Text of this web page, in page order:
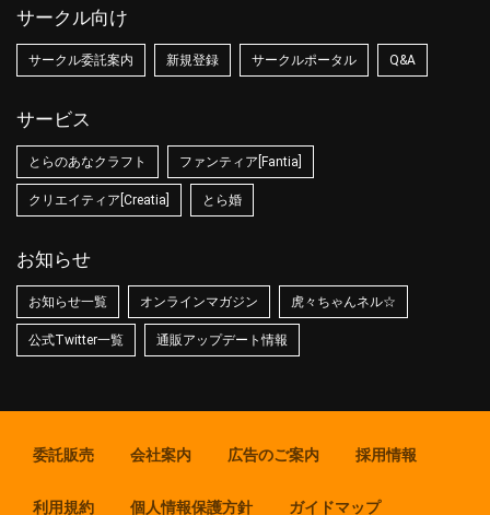
サークル向け
サークル委託案内 新規登録 サークルポータル Q&A
サービス
とらのあなクラフト ファンティア[Fantia]
クリエイティア[Creatia] とら婚
お知らせ
お知らせ一覧 オンラインマガジン 虎々ちゃんネル☆
公式Twitter一覧 通販アップデート情報
委託販売 会社案内 広告のご案内 採用情報
利用規約 個人情報保護方針 ガイドマップ